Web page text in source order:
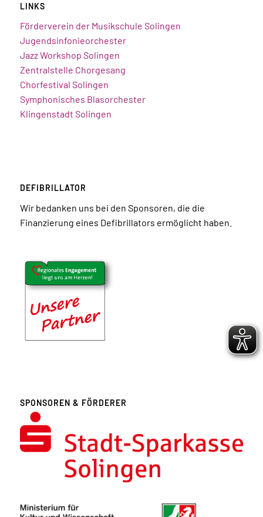
LINKS
Förderverein der Musikschule Solingen
Jugendsinfonieorchester
Jazz Workshop Solingen
Zentralstelle Chorgesang
Chorfestival Solingen
Symphonisches Blasorchester
Klingenstadt Solingen
DEFIBRILLATOR
Wir bedanken uns bei den Sponsoren, die die
Finanzierung eines Defibrillators ermöglicht haben.
SPONSOREN & FÖRDERER